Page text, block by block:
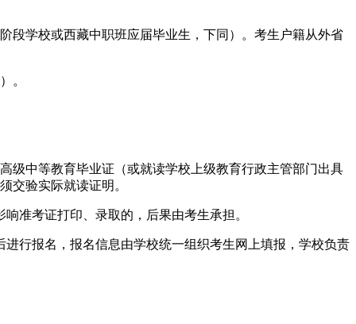
段学校或西藏中职班应届毕业生，下同）。考生户籍从外省
。
级中等教育毕业证（或就读学校上级教育行政主管部门出具
交验实际就读证明。
准考证打印、录取的，后果由考生承担。
行报名，报名信息由学校统一组织考生网上填报，学校负责